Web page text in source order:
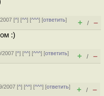
[^] [^^] [^^^] [ответить]
+ / –
:)
2007 [^] [^^] [^^^] [ответить]
+ / –
2007 [^] [^^] [^^^] [ответить]
+ / –